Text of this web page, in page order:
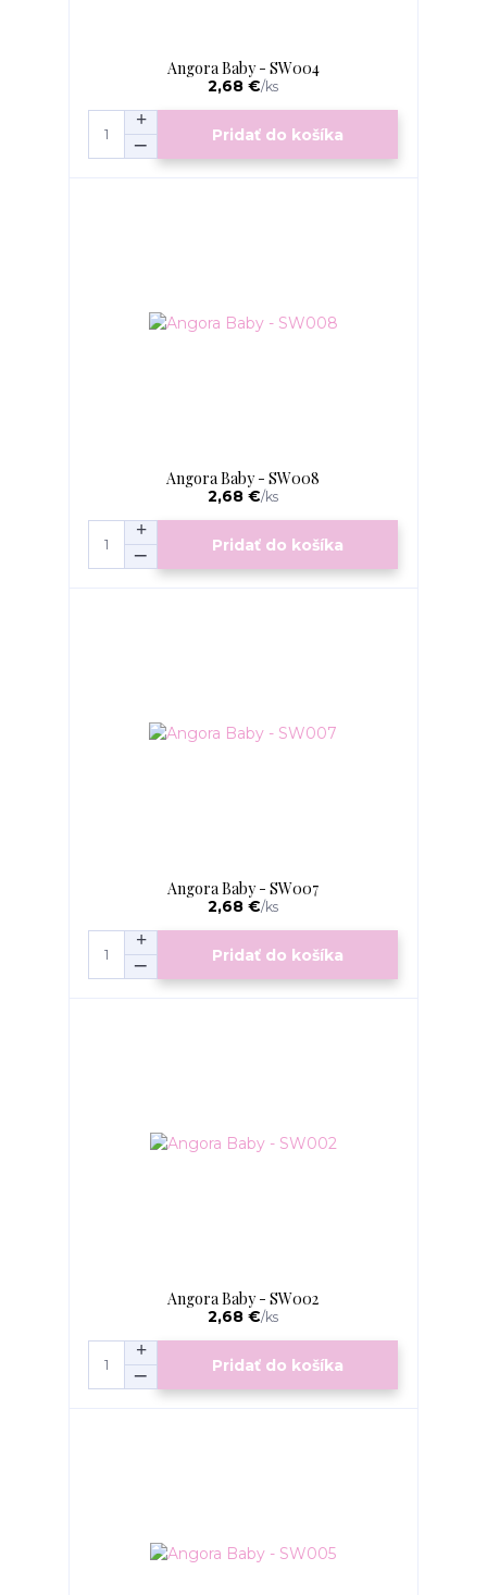
Angora Baby - SW004
2,68 €/ks
Pridať do košíka
Angora Baby - SW008
2,68 €/ks
Pridať do košíka
Angora Baby - SW007
2,68 €/ks
Pridať do košíka
Angora Baby - SW002
2,68 €/ks
Pridať do košíka